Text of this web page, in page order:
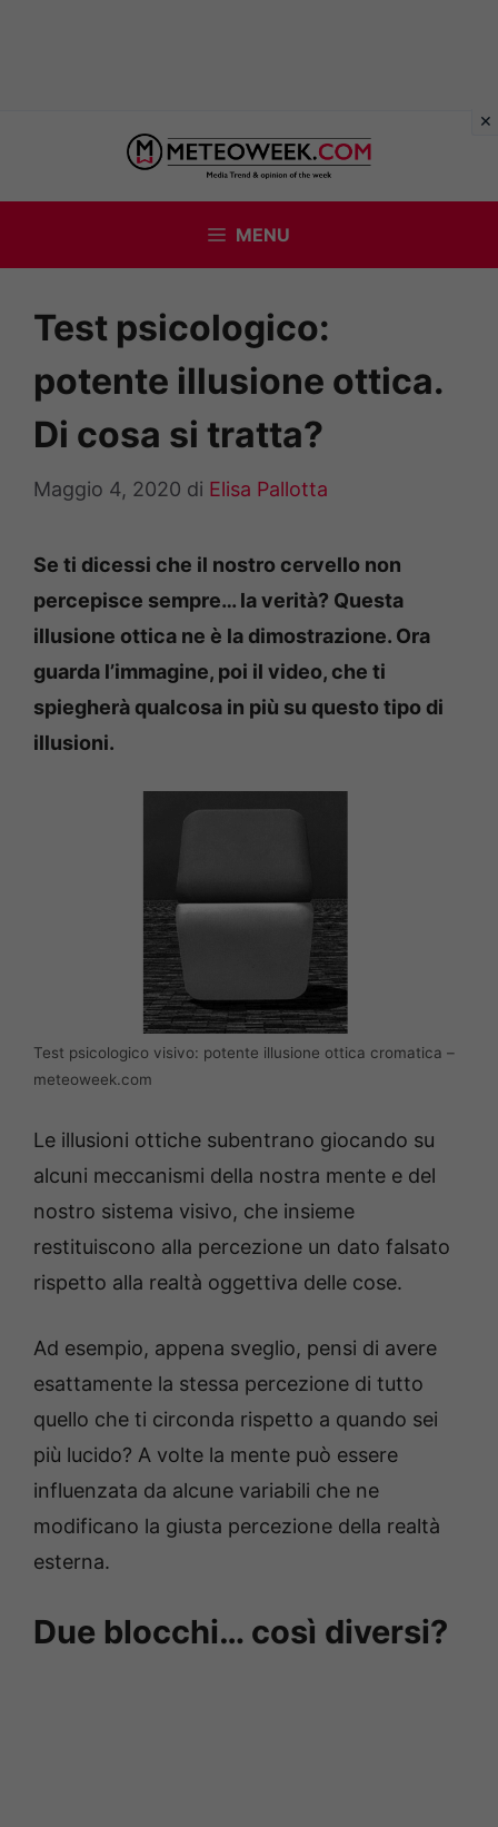
contenuto
MENU
Test psicologico:
potente illusione ottica.
Di cosa si tratta?
Maggio 4, 2020 di Elisa Pallotta
Se ti dicessi che il nostro cervello non
percepisce sempre… la verità? Questa
illusione ottica ne è la dimostrazione. Ora
guarda l’immagine, poi il video, che ti
spiegherà qualcosa in più su questo tipo di
illusioni.
Test psicologico visivo: potente illusione ottica cromatica –
meteoweek.com
Le illusioni ottiche subentrano giocando su
alcuni meccanismi della nostra mente e del
nostro sistema visivo, che insieme
restituiscono alla percezione un dato falsato
rispetto alla realtà oggettiva delle cose.
Ad esempio, appena sveglio, pensi di avere
esattamente la stessa percezione di tutto
quello che ti circonda rispetto a quando sei
più lucido? A volte la mente può essere
influenzata da alcune variabili che ne
modificano la giusta percezione della realtà
esterna.
Due blocchi… così diversi?